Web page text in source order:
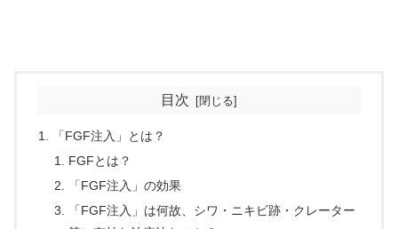
目次
「FGF注入」とは？
FGFとは？
「FGF注入」の効果
「FGF注入」は何故、シワ・ニキビ跡・クレーター